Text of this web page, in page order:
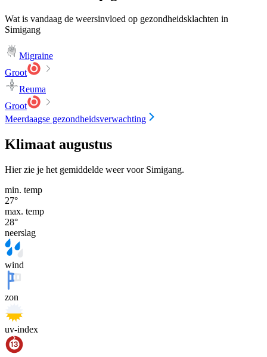
Wat is vandaag de weersinvloed op gezondheidsklachten in
Simigang
Migraine
Groot
Reuma
Groot
Meerdaagse gezondheidsverwachting
Klimaat augustus
Hier zie je het gemiddelde weer voor Simigang.
min. temp
27°
max. temp
28°
neerslag
wind
zon
uv-index